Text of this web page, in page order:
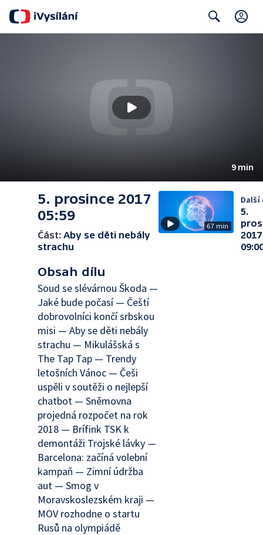
9 min
5. prosince 2017
05:59
Část: Aby se děti nebály
strachu
Obsah dílu
Soud se slévárnou Škoda —
Jaké bude počasí — Čeští
dobrovolníci končí srbskou
misi — Aby se děti nebály
strachu — Mikulášská s
The Tap Tap — Trendy
letošních Vánoc — Češi
uspěli v soutěži o nejlepší
chatbot — Sněmovna
projedná rozpočet na rok
2018 — Brífink TSK k
demontáži Trojské lávky —
Barcelona: začíná volební
kampaň — Zimní údržba
aut — Smog v
Moravskoslezském kraji —
MOV rozhodne o startu
Rusů na olympiádě
67 min
Další
5.
2017